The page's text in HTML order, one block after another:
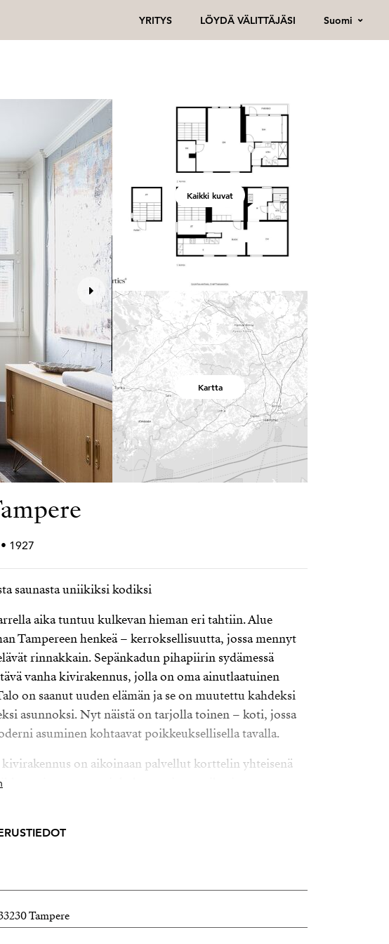
YRITYS LÖYDÄ VÄLITTÄJÄSI Suomi
Kaikki kuvat
Kartta
1927
saunasta uniikiksi kodiksi
aika tuntuu kulkevan hieman eri tahtiin. Alue
Tampereen henkeä – kerroksellisuutta, jossa mennyt
rinnakkain. Sepänkadun pihapiirin sydämessä
vanha kivirakennus, jolla on oma ainutlaatuinen
on saanut uuden elämän ja se on muutettu kahdeksi
asunnoksi. Nyt näistä on tarjolla toinen – koti, jossa
asuminen kohtaavat poikkeuksellisella tavalla.
on aikoinaan palvellut korttelin yhteisenä
jossa naapurit kokoontuivat, vaihtoivat
tunnelmaa. Se ei ole vain rakennus, vaan
historiaa, joka tekee tästä ympäristöstä
ovat harvinaisia. Ne eivät synny
Tampere